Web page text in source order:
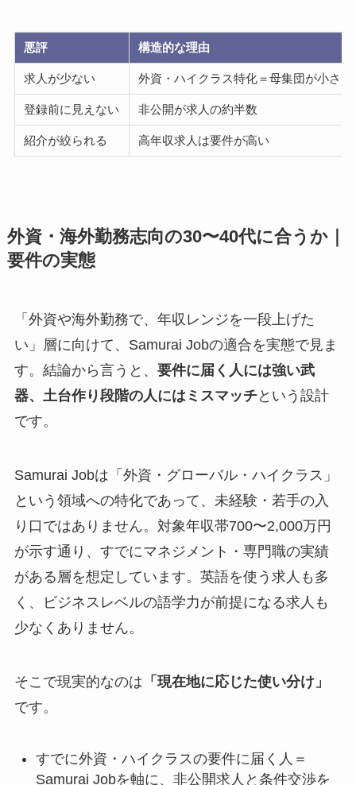
悪評 構造的な理由
求人が少ない 外資・ハイクラス特化＝母集団が小さい
登録前に見えない 非公開が求人の約半数
紹介が絞られる 高年収求人は要件が高い
外資・海外勤務志向の30〜40代に合うか｜
要件の実態
「外資や海外勤務で、年収レンジを一段上げた
い」層に向けて、Samurai Jobの適合を実態で見ま
す。結論から言うと、 要件に届く人には強い武
器、土台作り段階の人にはミスマッチという設計
です。
Samurai Jobは「外資・グローバル・ハイクラス」
という領域への特化であって、未経験・若手の入
り口ではありません。対象年収帯700〜2,000万円
が示す通り、すでにマネジメント・専門職の実績
がある層を想定しています。英語を使う求人も多
く、ビジネスレベルの語学力が前提になる求人も
少なくありません。
そこで現実的なのは 「現在地に応じた使い分け」
です。
すでに外資・ハイクラスの要件に届く人＝
Samurai Jobを軸に、非公開求人と条件交渉を